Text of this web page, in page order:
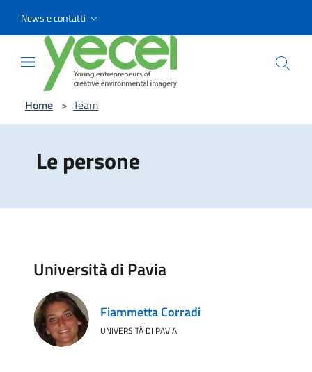
News e contatti
Home > Team
Le persone
Università di Pavia
Fiammetta Corradi
UNIVERSITÀ DI PAVIA